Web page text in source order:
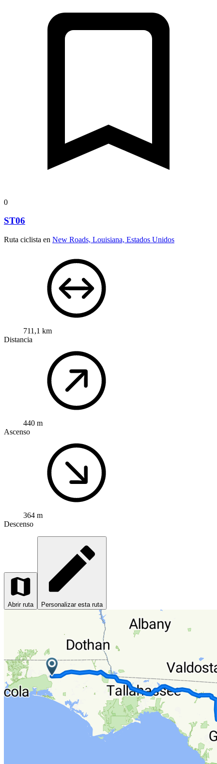
0
ST06
Ruta ciclista en New Roads, Louisiana, Estados Unidos
711,1 km
Distancia
440 m
Ascenso
364 m
Descenso
Abrir ruta Personalizar esta ruta